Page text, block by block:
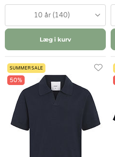
10 år (140)
Læg i kurv
SUMMER SALE
50%